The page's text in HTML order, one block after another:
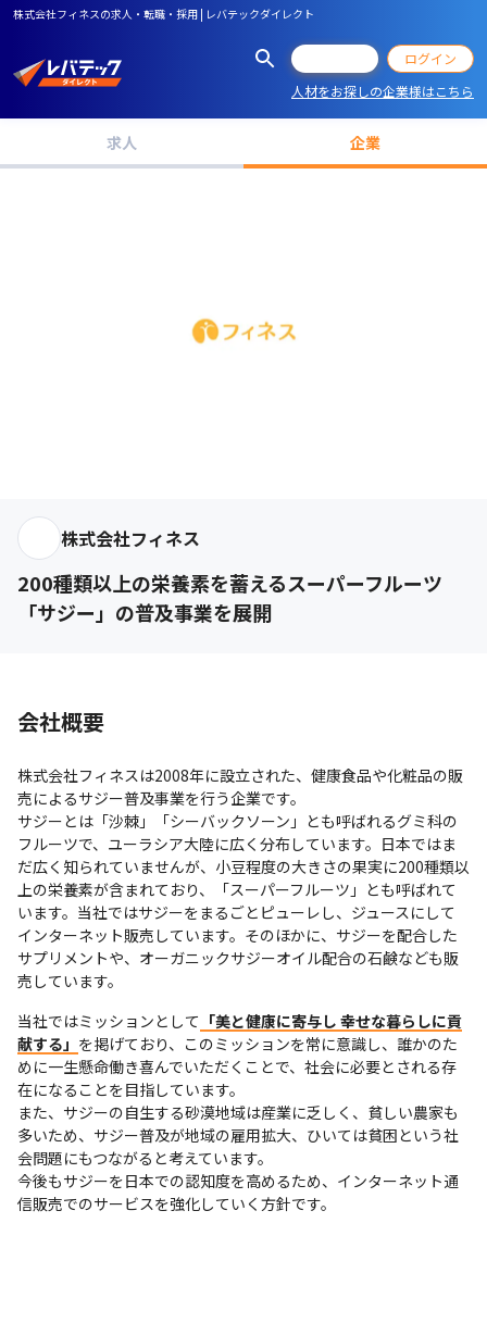
株式会社フィネスの求人・転職・採用 | レバテックダイレクト
ログイン
人材をお探しの企業様はこちら
求人 企業
株式会社フィネス
200種類以上の栄養素を蓄えるスーパーフルーツ
「サジー」の普及事業を展開
会社概要
株式会社フィネスは2008年に設立された、健康食品や化粧品の販
売によるサジー普及事業を行う企業です。
サジーとは「沙棘」「シーバックソーン」とも呼ばれるグミ科の
フルーツで、ユーラシア大陸に広く分布しています。日本ではま
だ広く知られていませんが、小豆程度の大きさの果実に200種類以
上の栄養素が含まれており、「スーパーフルーツ」とも呼ばれて
います。当社ではサジーをまるごとピューレし、ジュースにして
インターネット販売しています。そのほかに、サジーを配合した
サプリメントや、オーガニックサジーオイル配合の石鹸なども販
売しています。
当社ではミッションとして 「美と健康に寄与し 幸せな暮らしに貢
献する」 を掲げており、このミッションを常に意識し、誰かのた
めに一生懸命働き喜んでいただくことで、社会に必要とされる存
在になることを目指しています。
また、サジーの自生する砂漠地域は産業に乏しく、貧しい農家も
多いため、サジー普及が地域の雇用拡大、ひいては貧困という社
会問題にもつながると考えています。
今後もサジーを日本での認知度を高めるため、インターネット通
信販売でのサービスを強化していく方針です。